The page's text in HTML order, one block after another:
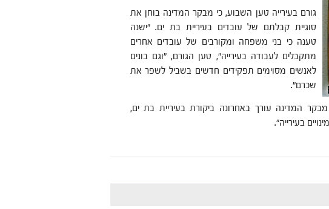
גורם בעירייה טען השבוע, כי מבקר המדינה בוחן את
סוגיית קבלתם של עובדים בעיריית בת ים. "ישנה
טענה כי בני משפחה ומקורבים של עובדים אחרים
מתקבלים לעבודה בעירייה", טען הגורם, "וגם בונים
לאנשים מסוימים תפקידים חדשים בשביל לשפר את
שכרם".
המדינה עורך באחרונה ביקורת בעיריית בת ים,
בעירייה".